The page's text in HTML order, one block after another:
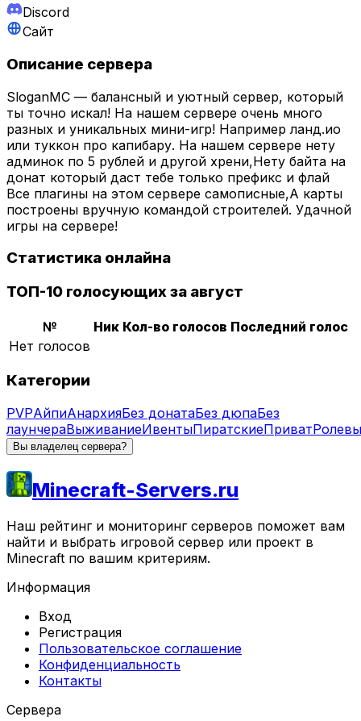
Discord
Сайт
Описание сервера
SloganMC — балансный и уютный сервер, который
ты точно искал! На нашем сервере очень много
разных и уникальных мини-игр! Например ланд.ио
или туккон про капибару. На нашем сервере нету
админок по 5 рублей и другой хрени,Нету байта на
донат который даст тебе только префикс и флай
Все плагины на этом сервере самописные,А карты
построены вручную командой строителей. Удачной
игры на сервере!
Статистика онлайна
ТОП-10 голосующих за август
№ Ник Кол-во голосов Последний голос
Нет голосов
Категории
PVPАйпиАнархияБез донатаБез дюпаБез
лаунчераВыживаниеИвентыПиратскиеПриват
Вы владелец сервера?
Minecraft-Servers.ru
Наш рейтинг и мониторинг серверов поможет вам
найти и выбрать игровой сервер или проект в
Minecraft по вашим критериям.
Информация
Вход
Регистрация
Пользовательское соглашение
Конфиденциальность
Контакты
Сервера